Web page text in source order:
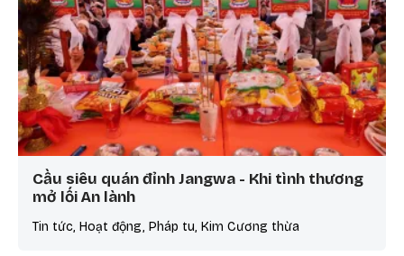
Cầu siêu quán đỉnh Jangwa - Khi tình thương
mở lối An lành
Tin tức, Hoạt động, Pháp tu, Kim Cương thừa